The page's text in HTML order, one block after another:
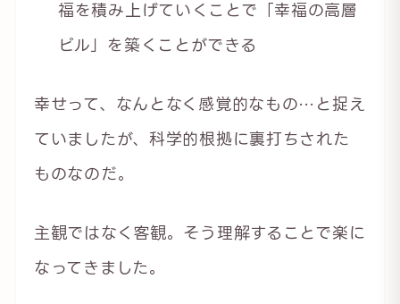
福を積み上げていくことで「幸福の高層
ビル」を築くことができる
幸せって、なんとなく感覚的なもの…と捉え
ていましたが、科学的根拠に裏打ちされた
ものなのだ。
主観ではなく客観。そう理解することで楽に
なってきました。